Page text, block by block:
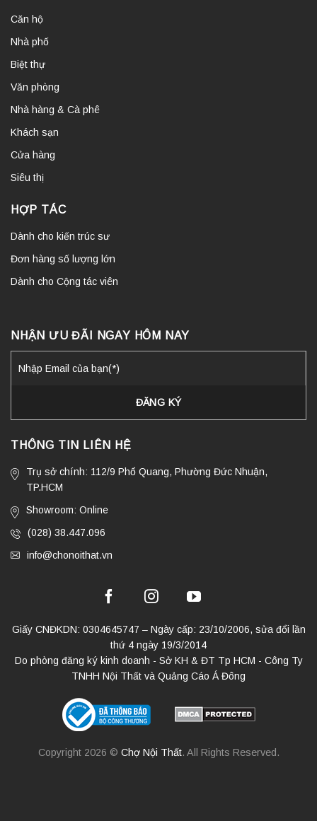
Căn hộ
Nhà phố
Biệt thự
Văn phòng
Nhà hàng & Cà phê
Khách sạn
Cửa hàng
Siêu thị
HỢP TÁC
Dành cho kiến trúc sư
Đơn hàng số lượng lớn
Dành cho Cộng tác viên
NHẬN ƯU ĐÃI NGAY HÔM NAY
THÔNG TIN LIÊN HỆ
Trụ sở chính: 112/9 Phổ Quang, Phường Đức Nhuận,
TP.HCM
Showroom: Online
(028) 38.447.096
info@chonoithat.vn
Giấy CNĐKDN: 0304645747 – Ngày cấp: 23/10/2006, sửa đổi lần
thứ 4 ngày 19/3/2014
Do phòng đăng ký kinh doanh - Sở KH & ĐT Tp HCM - Công Ty
TNHH Nội Thất và Quảng Cáo Á Đông
Copyright 2026 © Chợ Nội Thất. All Rights Reserved.